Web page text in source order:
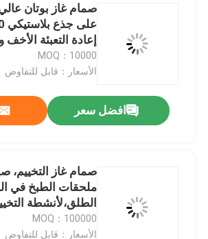
صمام رش الهباء الجوي
غطاء رذاذ الأكسجين
مشغل صمام ضخ الإطارات
مشغل صمام الشريط الملون
صمام غاز بوتان
إعادة التعبئة الأخف
الغاز
MOQ：10000
الأسعار：قابل للتفاوض
افضل سعر
صمام غاز التخييم،
ملحقات الطبخ في
الطلق،لأنشطة
اليومية
MOQ：100000
الأسعار：قابل للتفاوض